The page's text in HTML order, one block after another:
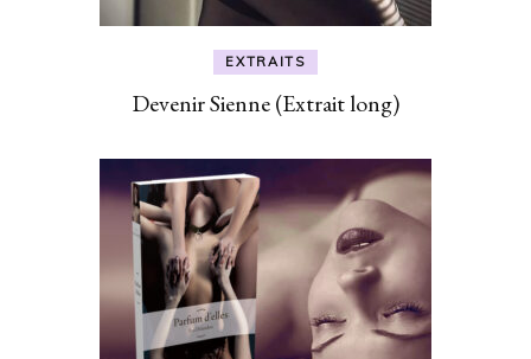
EXTRAITS
Devenir Sienne (Extrait long)